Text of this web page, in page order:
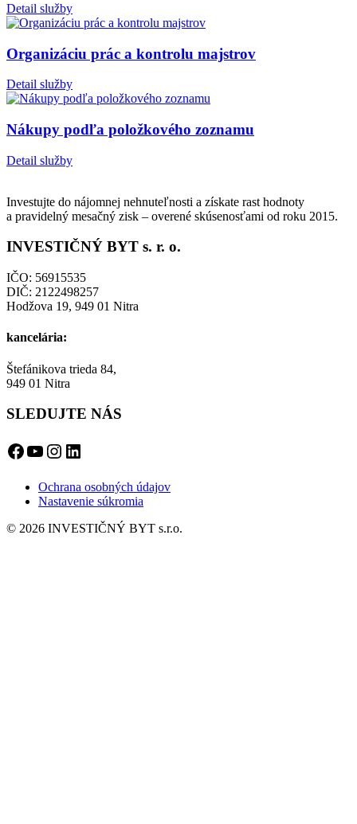
Detail služby
Organizáciu prác a kontrolu majstrov
Detail služby
Nákupy podľa položkového zoznamu
Detail služby
Investujte do nájomnej nehnuteľnosti a získate rast hodnoty
a pravidelný mesačný zisk – overené skúsenosťami od roku 2015.
INVESTIČNÝ BYT s. r. o.
IČO: 56915535
DIČ: 2122498257
Hodžova 19, 949 01 Nitra
kancelária:
Štefánikova trieda 84,
949 01 Nitra
SLEDUJTE NÁS
Facebook
YouTube
Instagram
LinkedIn
Ochrana osobných údajov
Nastavenie súkromia
© 2026 INVESTIČNÝ BYT s.r.o.